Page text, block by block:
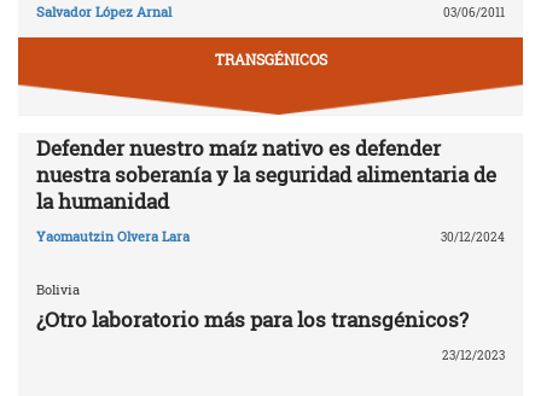
Salvador López Arnal 03/06/2011
TRANSGÉNICOS
Defender nuestro maíz nativo es defender
nuestra soberanía y la seguridad alimentaria de
la humanidad
Yaomautzin Olvera Lara 30/12/2024
Bolivia
¿Otro laboratorio más para los transgénicos?
23/12/2023